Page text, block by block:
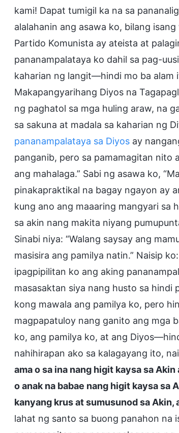
kami! Dapat tumigil ka na sa
alalahanin ang asawa ko, bilang
Partido Komunista ay ateista at
pananampalataya ko dahil sa pag-
kaharian ng langit—hindi mo ba alam
Makapangyarihang Diyos na
ng paghatol sa mga huling araw, na
sa sakuna at madala sa kaharian ng
pananampalataya sa Diyos ay
panganib, pero sa pamamagitan nito
ang mahalaga.” Sabi ng asawa ko,
pinakapraktikal na bagay ngayon ay
kung ano ang maaaring mangyari sa
sa akin nang makita niyang
Sinabi niya: “Walang saysay ang
masisira ang pamilya natin.” Naisip
ipagpipilitan ko ang aking
masasaktan siya nang husto sa hindi
kong mawala ang pamilya ko, pero
magpapatuloy nang ganito ang mga
ko, ang pamilya ko, at ang
nahihirapan ako sa kalagayang ito,
ama o sa ina nang higit kaysa sa
o anak na babae nang higit kaysa sa
kanyang krus at sumusunod sa
lahat ng santo sa buong panahon na